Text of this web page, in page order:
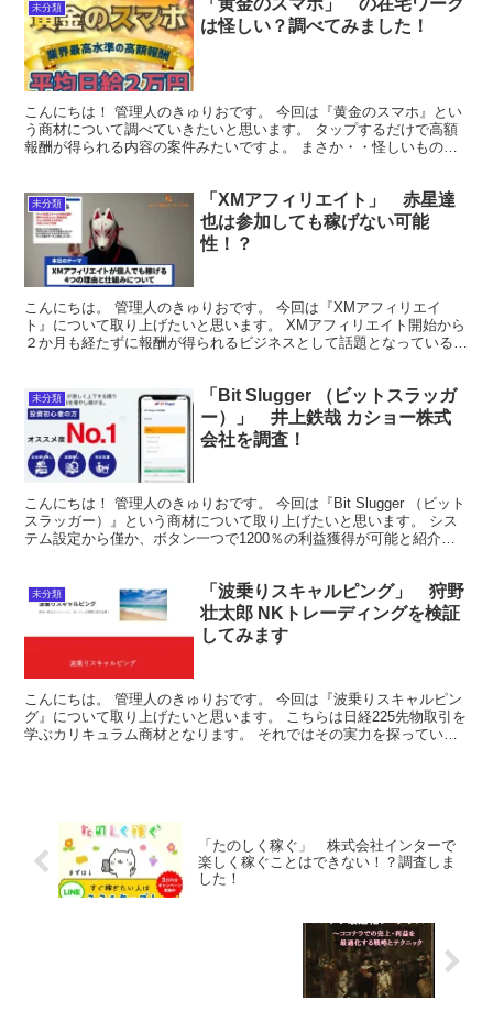
未分類
は怪しい？調べてみました！
こんにちは！ 管理人のきゅりおです。 今回は『黄金のスマホ』とい
う商材について調べていきたいと思います。 タップするだけで高額
報酬が得られる内容の案件みたいですよ。 まさか・・怪しいもので
未分類
「XMアフィリエイト」 赤星達
也は参加しても稼げない可能
性！？
こんにちは。 管理人のきゅりおです。 今回は『XMアフィリエイ
ト』について取り上げたいと思います。 XMアフィリエイト開始から
２か月も経たずに報酬が得られるビジネスとして話題となっている
未分類
「Bit Slugger （ビットスラッガ
ー）」 井上鉄哉 カショー株式
会社を調査！
こんにちは！ 管理人のきゅりおです。 今回は『Bit Slugger （ビット
スラッガー）』という商材について取り上げたいと思います。 シス
テム設定から僅か、ボタン一つで1200％の利益獲得が可能と紹介さ
未分類
「波乗りスキャルピング」 狩野
壮太郎 NKトレーディングを検証
してみます
こんにちは。 管理人のきゅりおです。 今回は『波乗りスキャルピン
グ』について取り上げたいと思います。 こちらは日経225先物取引を
学ぶカリキュラム商材となります。 それではその実力を探っていき
「たのしく稼ぐ」 株式会社インターで
楽しく稼ぐことはできない！？調査しま
した！